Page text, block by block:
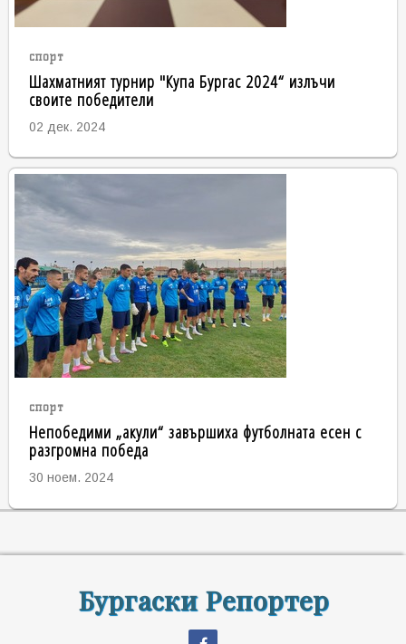
спорт
Шахматният турнир "Купа Бургас 2024“ излъчи
своите победители
02 дек. 2024
спорт
Непобедими „акули“ завършиха футболната есен с
разгромна победа
30 ноем. 2024
Бургаски Репортер